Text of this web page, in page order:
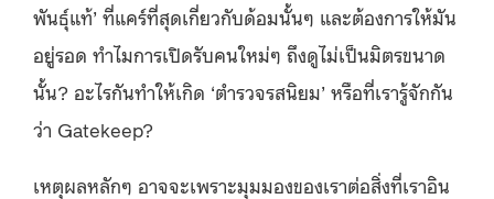
พันธุ์แท้’ ที่แคร์ที่สุดเกี่ยวกับด้อมนั้นๆ และต้องการให้มัน
อยู่รอด ทำไมการเปิดรับคนใหม่ๆ ถึงดูไม่เป็นมิตรขนาด
นั้น? อะไรกันทำให้เกิด ‘ตำรวจรสนิยม’ หรือที่เรารู้จักกัน
ว่า Gatekeep?
เหตุผลหลักๆ อาจจะเพราะมุมมองของเราต่อสิ่งที่เราอิน